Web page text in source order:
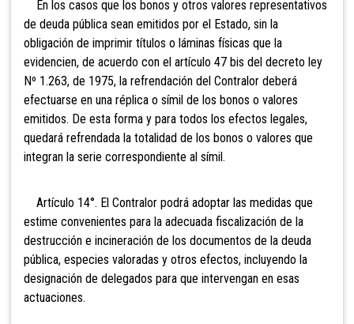
En los casos que los bonos y otros valores representativos
de deuda pública sean emitidos por el Estado, sin la
obligación de imprimir títulos o láminas físicas que la
evidencien, de acuerdo con el artículo 47 bis del decreto ley
Nº 1.263, de 1975, la refrendación del Contralor deberá
efectuarse en una réplica o símil de los bonos o valores
emitidos. De esta forma y para todos los efectos legales,
quedará refrendada la totalidad de los bonos o valores que
integran la serie correspondiente al símil.
Artículo 14°. El Contralor podrá adoptar las medidas que
estime convenientes para la adecuada fiscalización de la
destrucción e incineración de los documentos de la deuda
pública, especies valoradas y otros efectos, incluyendo la
designación de delegados para que intervengan en esas
actuaciones.